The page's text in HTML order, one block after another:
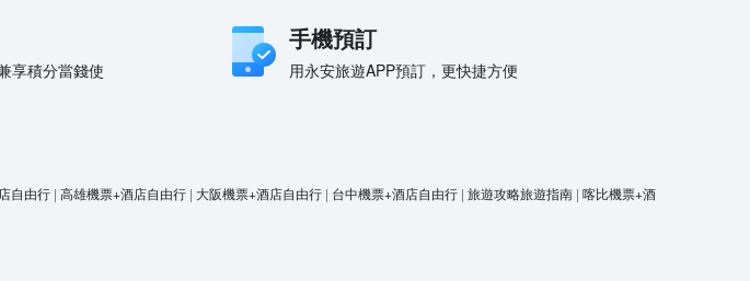
享積分當錢使
手機預訂
用永安旅遊APP預訂，更快捷方便
自由行 | 高雄機票+酒店自由行 | 大阪機票+酒店自由行 | 台中機票+酒店自由行 | 旅遊攻略旅遊指南 | 喀比機票+酒